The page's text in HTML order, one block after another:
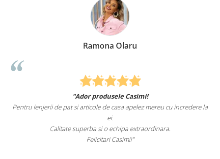
Ramona Olaru
"Ador produsele Casimi!
Pentru lenjerii de pat si articole de casa apelez mereu cu incredere la
ei.
Calitate superba si o echipa extraordinara.
Felicitari Casimi!"